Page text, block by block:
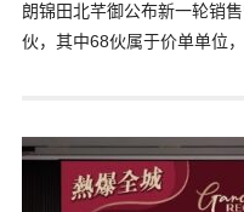
朗锦田北芊御公布新一轮销
伙，其中68伙属于价单单位